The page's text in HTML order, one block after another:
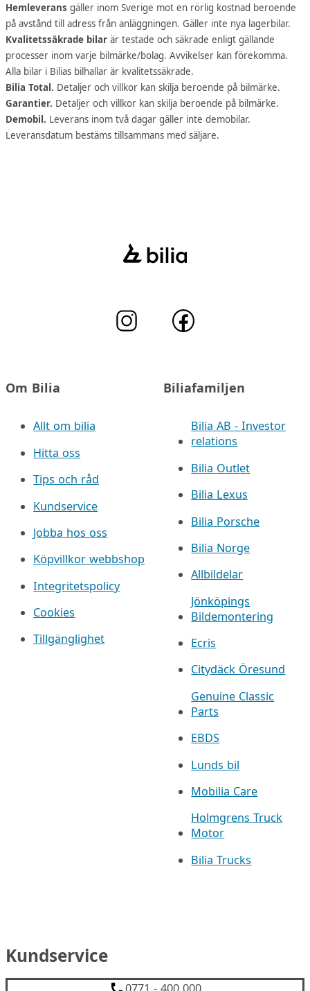
Hemleverans gäller inom Sverige mot en rörlig kostnad beroende
på avstånd till adress från anläggningen. Gäller inte nya lagerbilar.
Kvalitetssäkrade bilar är testade och säkrade enligt gällande
processer inom varje bilmärke/bolag. Avvikelser kan förekomma.
Alla bilar i Bilias bilhallar är kvalitetssäkrade.
Bilia Total. Detaljer och villkor kan skilja beroende på bilmärke.
Garantier. Detaljer och villkor kan skilja beroende på bilmärke.
Demobil. Leverans inom två dagar gäller inte demobilar.
Leveransdatum bestäms tillsammans med säljare.
Om Bilia
Allt om bilia
Hitta oss
Tips och råd
Kundservice
Jobba hos oss
Köpvillkor webbshop
Integritetspolicy
Cookies
Tillgänglighet
Biliafamiljen
Bilia AB - Investor
relations
Bilia Outlet
Bilia Lexus
Bilia Porsche
Bilia Norge
Allbildelar
Jönköpings
Bildemontering
Ecris
Citydäck Öresund
Genuine Classic
Parts
EBDS
Lunds bil
Mobilia Care
Holmgrens Truck
Motor
Bilia Trucks
Kundservice